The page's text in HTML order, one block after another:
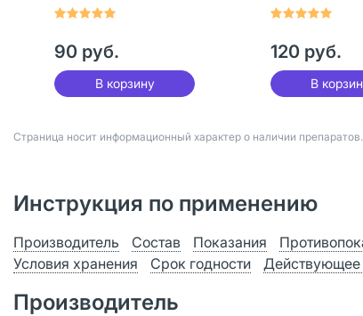
90 руб.
В корзину
120 руб.
В
Страница носит информационный характер о наличии
Инструкция по применению
Производитель Состав Показания
Условия хранения
Срок годности Действующее
Производитель